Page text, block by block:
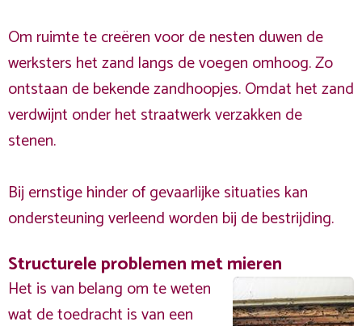
Om ruimte te creëren voor de nesten duwen de
werksters het zand langs de voegen omhoog. Zo
ontstaan de bekende zandhoopjes. Omdat het zand
verdwijnt onder het straatwerk verzakken de
stenen.
Bij ernstige hinder of gevaarlijke situaties kan
ondersteuning verleend worden bij de bestrijding.
Structurele problemen met mieren
Het is van belang om te weten
wat de toedracht is van een